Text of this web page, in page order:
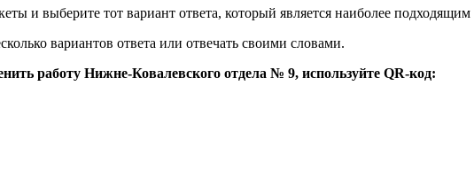
и выберите тот вариант ответа, который является наиболее подходящим
вариантов ответа или отвечать своими словами.
работу Нижне-Ковалевского отдела № 9, используйте QR-код: